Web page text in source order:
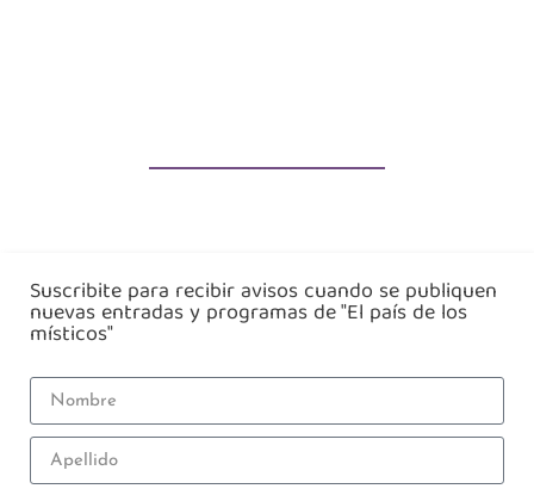
Suscribite para recibir avisos cuando se publiquen
nuevas entradas y programas de "El país de los
místicos"